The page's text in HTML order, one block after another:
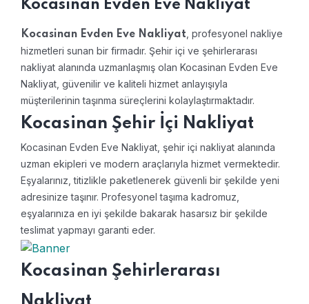
Kocasinan Evden Eve Nakliyat
Kocasinan Evden Eve Nakliyat , profesyonel nakliye
hizmetleri sunan bir firmadır. Şehir içi ve şehirlerarası
nakliyat alanında uzmanlaşmış olan Kocasinan Evden Eve
Nakliyat, güvenilir ve kaliteli hizmet anlayışıyla
müşterilerinin taşınma süreçlerini kolaylaştırmaktadır.
Kocasinan Şehir İçi Nakliyat
Kocasinan Evden Eve Nakliyat, şehir içi nakliyat alanında
uzman ekipleri ve modern araçlarıyla hizmet vermektedir.
Eşyalarınız, titizlikle paketlenerek güvenli bir şekilde yeni
adresinize taşınır. Profesyonel taşıma kadromuz,
eşyalarınıza en iyi şekilde bakarak hasarsız bir şekilde
teslimat yapmayı garanti eder.
Kocasinan Şehirlerarası